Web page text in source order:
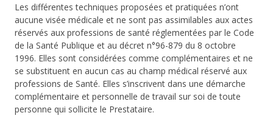
Les différentes techniques proposées et pratiquées n’ont
aucune visée médicale et ne sont pas assimilables aux actes
réservés aux professions de santé réglementées par le Code
de la Santé Publique et au décret n°96-879 du 8 octobre
1996. Elles sont considérées comme complémentaires et ne
se substituent en aucun cas au champ médical réservé aux
professions de Santé. Elles s’inscrivent dans une démarche
complémentaire et personnelle de travail sur soi de toute
personne qui sollicite le Prestataire.